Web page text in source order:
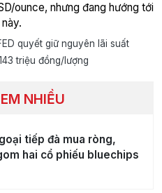
ounce, nhưng đang hướng tới
quyết giữ nguyên lãi suất
triệu đồng/lượng
NHIỀU
tiếp đà mua ròng,
hai cổ phiếu bluechips